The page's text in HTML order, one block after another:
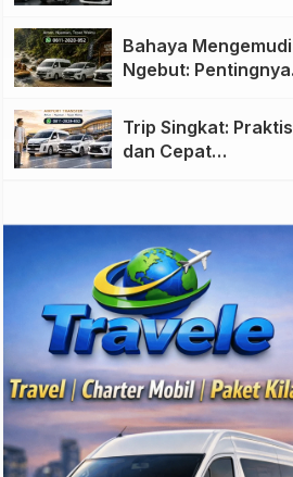
raya
Bahaya Mengemudi
Ngebut: Pentingnya
Trip Singkat: Praktis
dan Cepat